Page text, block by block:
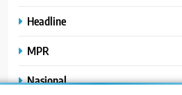
Headline
MPR
Nasional